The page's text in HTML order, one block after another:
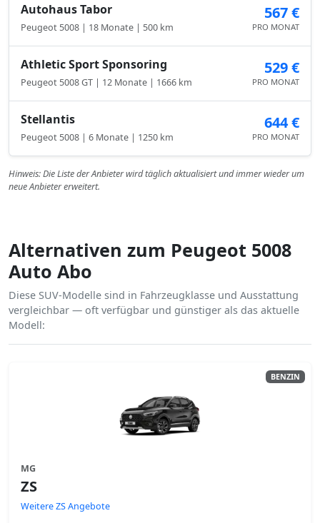
Autohaus Tabor
Peugeot 5008 | 18 Monate | 500 km
567 €
PRO MONAT
Athletic Sport Sponsoring
Peugeot 5008 GT | 12 Monate | 1666 km
529 €
PRO MONAT
Stellantis
Peugeot 5008 | 6 Monate | 1250 km
644 €
PRO MONAT
Hinweis: Die Liste der Anbieter wird täglich aktualisiert und immer wieder um
neue Anbieter erweitert.
Alternativen zum Peugeot 5008
Auto Abo
Diese SUV-Modelle sind in Fahrzeugklasse und Ausstattung
vergleichbar — oft verfügbar und günstiger als das aktuelle
Modell:
BENZIN
MG
ZS
Weitere ZS Angebote